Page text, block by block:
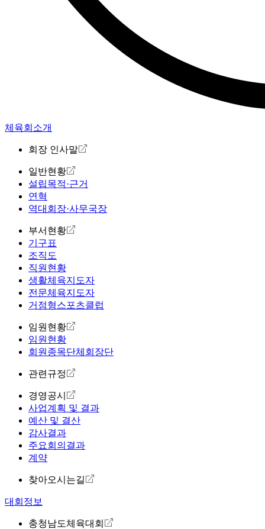
체육회소개
회장 인사말
일반현황
설립목적·근거
연혁
역대회장·사무국장
부서현황
기구표
조직도
직원현황
생활체육지도자
전문체육지도자
거점형스포츠클럽
임원현황
임원현황
회원종목단체회장단
관련규정
경영공시
사업계획 및 결과
예산 및 결산
감사결과
주요회의결과
계약
찾아오시는길
대회정보
충청남도체육대회